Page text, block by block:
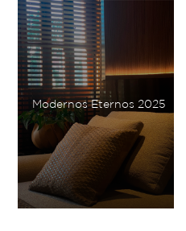
Modernos Eternos 2025